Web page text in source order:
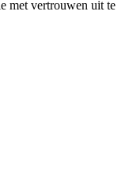
met vertrouwen uit te